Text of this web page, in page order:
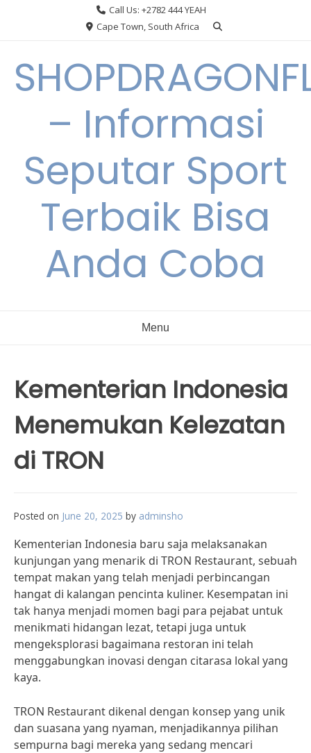
Call Us: +2782 444 YEAH
Cape Town, South Africa
– Informasi
Seputar Sport
Terbaik Bisa
Anda Coba
Menu
Kementerian Indonesia
Menemukan Kelezatan
di TRON
Posted on June 20, 2025 by adminsho
Kementerian Indonesia baru saja melaksanakan
kunjungan yang menarik di TRON Restaurant, sebuah
tempat makan yang telah menjadi perbincangan
hangat di kalangan pencinta kuliner. Kesempatan ini
tak hanya menjadi momen bagi para pejabat untuk
menikmati hidangan lezat, tetapi juga untuk
mengeksplorasi bagaimana restoran ini telah
menggabungkan inovasi dengan citarasa lokal yang
kaya.
TRON Restaurant dikenal dengan konsep yang unik
dan suasana yang nyaman, menjadikannya pilihan
sempurna bagi mereka yang sedang mencari